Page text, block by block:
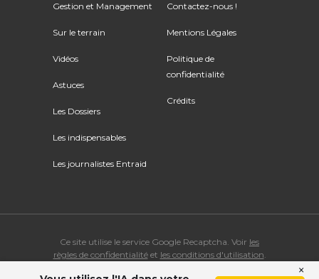
Gestion et Management
Sur le terrain
Vidéos
Astuces
Les Dossiers
Les indispensables
Les journalistes Entraid
Contactez-nous !
Mentions Légales
Politique de
confidentialité
Crédits
Ce site utilise le service Google Recaptcha. Voir les
règles de confidentialitéet les conditions d'utilisation.
×